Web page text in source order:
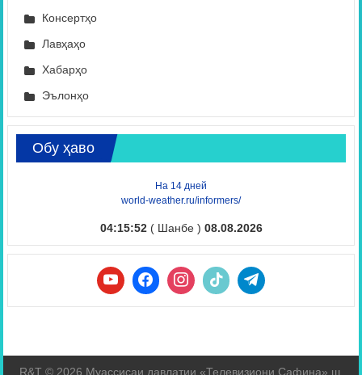
Консертҳо
Лавҳаҳо
Хабарҳо
Эълонҳо
Обу ҳаво
На 14 дней
world-weather.ru/informers/
04:15:53( Шанбе ) 08.08.2026
R&T © 2026 Муассисаи давлатии «Телевизиони Сафина» ш.